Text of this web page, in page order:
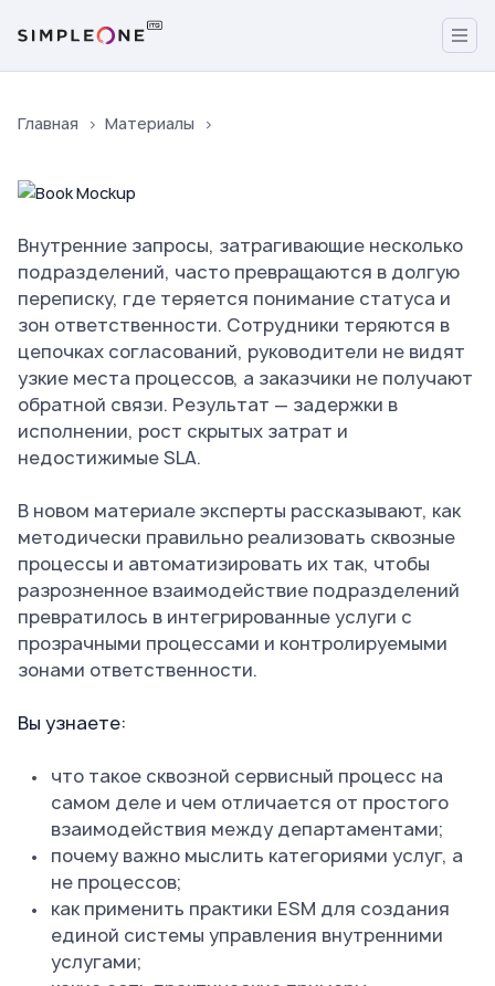
Главная Материалы
Внутренние запросы, затрагивающие несколько
подразделений, часто превращаются в долгую
переписку, где теряется понимание статуса и
зон ответственности. Сотрудники теряются в
цепочках согласований, руководители не видят
узкие места процессов, а заказчики не получают
обратной связи. Результат — задержки в
исполнении, рост скрытых затрат и
недостижимые SLA.
В новом материале эксперты рассказывают, как
методически правильно реализовать сквозные
процессы и автоматизировать их так, чтобы
разрозненное взаимодействие подразделений
превратилось в интегрированные услуги с
прозрачными процессами и контролируемыми
зонами ответственности.
Вы узнаете:
что такое сквозной сервисный процесс на
самом деле и чем отличается от простого
взаимодействия между департаментами;
почему важно мыслить категориями услуг, а
не процессов;
как применить практики ESM для создания
единой системы управления внутренними
услугами;